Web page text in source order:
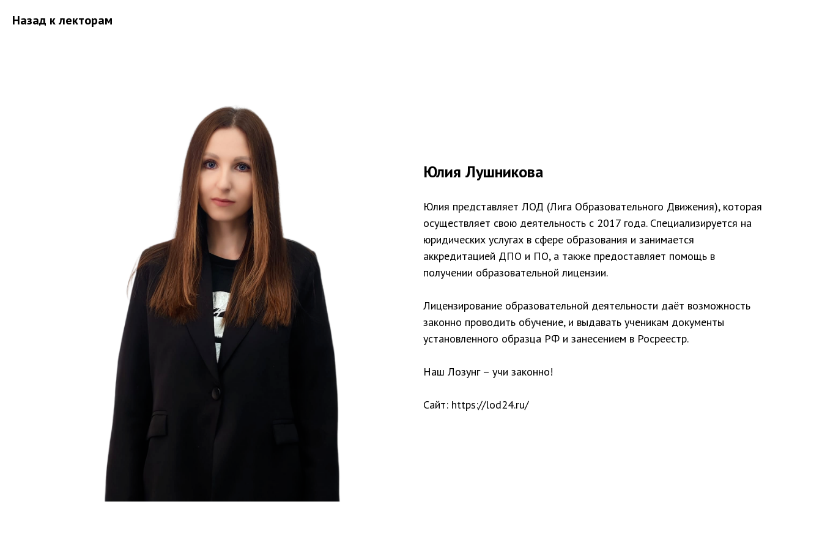
Назад к лекторам
Юлия Лушникова
Юлия представляет ЛОД (Лига Образовательного Движения), которая
осуществляет свою деятельность с 2017 года. Специализируется на
юридических услугах в сфере образования и занимается
аккредитацией ДПО и ПО, а также предоставляет помощь в
получении образовательной лицензии.
Лицензирование образовательной деятельности даёт возможность
законно проводить обучение, и выдавать ученикам документы
установленного образца РФ и занесением в Росреестр.
Наш Лозунг – учи законно!
Сайт: https://lod24.ru/